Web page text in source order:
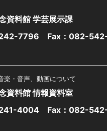
資料館 学芸展示課
7796 Fax：082-
楽・音声、動画について
資料館 情報資料室
4004 Fax：082-